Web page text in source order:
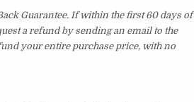
Guarantee. If within the first 60 days of
a refund by sending an email to the
your entire purchase price, with no